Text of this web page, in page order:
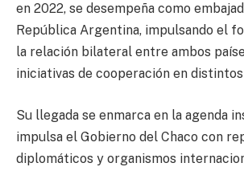
en 2022, se desempeña como
República Argentina, impulsando el
la relación bilateral entre ambos
iniciativas de cooperación en
Su llegada se enmarca en la agenda
impulsa el Gobierno del Chaco con
diplomáticos y organismos